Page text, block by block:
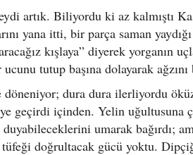
artık. Biliyordu ki az kalmıştı
yana itti, bir parça saman
kışlaya” diyerek yorganın
tutup başına dolayarak
dura dura ilerliyordu
geçirdi içinden. Yelin uğultusuna
umarak bağırdı;
tüfeği doğrultacak gücü yoktu.